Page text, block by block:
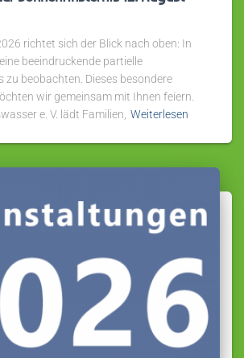
richtet sich der Blick nach oben: In
beeindruckende partielle
zu beobachten. Dieses besondere
wir gemeinsam mit Ihnen feiern.
e. V. lädt Familien, Weiterlesen